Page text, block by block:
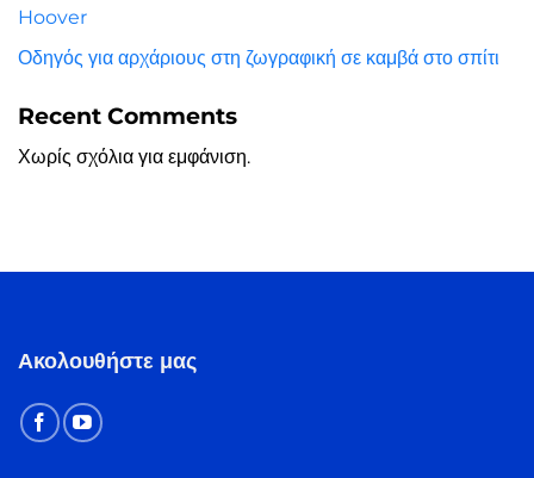
Hoover
Οδηγός για αρχάριους στη ζωγραφική σε καμβά στο σπίτι
Recent Comments
Χωρίς σχόλια για εμφάνιση.
Ακολουθήστε μας